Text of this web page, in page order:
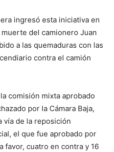
ingresó esta iniciativa en
del camionero Juan
a las quemaduras con las
contra el camión
comisión mixta aprobado
por la Cámara Baja,
vía de la reposición
el que fue aprobado por
favor, cuatro en contra y 16